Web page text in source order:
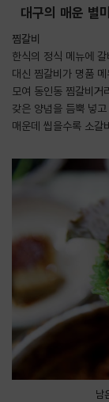
대구의 매운 별미
찜갈비
한식의 정식 메뉴에
대신 찜갈비가 명품
모여 동인동 찜갈비거
갖은 양념을 듬뿍 넣
매운데 씹을수록 소갈
남